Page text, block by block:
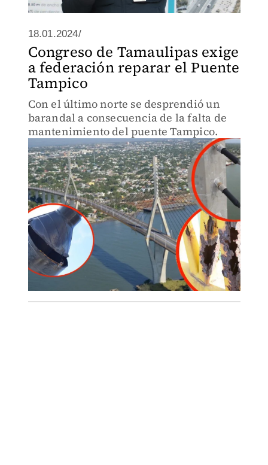
18.01.2024/
Congreso de Tamaulipas exige
a federación reparar el Puente
Tampico
Con el último norte se desprendió un
barandal a consecuencia de la falta de
mantenimiento del puente Tampico.